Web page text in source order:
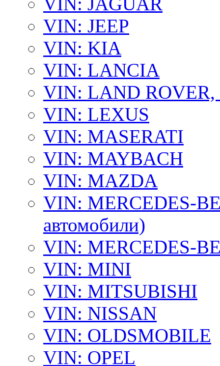
VIN: JEEP
VIN: KIA
VIN: LANCIA
VIN: LAND ROVER,
VIN: LEXUS
VIN: MASERATI
VIN: MAYBACH
VIN: MAZDA
VIN: MERCEDES-
автомобили)
VIN: MERCEDES-
VIN: MINI
VIN: MITSUBISHI
VIN: NISSAN
VIN: OLDSMOBILE
VIN: OPEL